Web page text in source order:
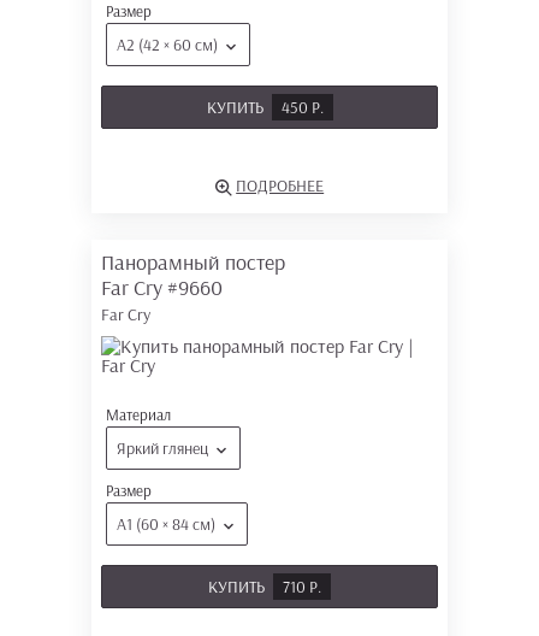
Размер
А2 (42 × 60 см)
КУПИТЬ 450 Р.
ПОДРОБНЕЕ
Панорамный постер
Far Cry #9660
Far Cry
Материал
Яркий глянец
Размер
А1 (60 × 84 см)
КУПИТЬ 710 Р.